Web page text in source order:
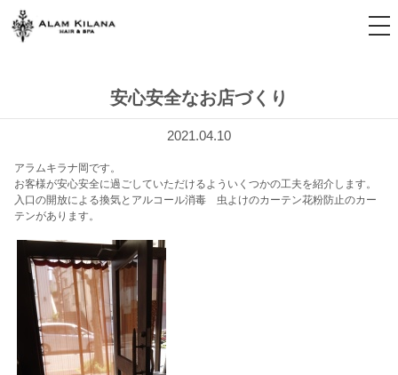
安心安全なお店づくり
2021.04.10
アラムキラナ岡です。
お客様が安心安全に過ごしていただけるよういくつかの工夫を紹介します。
入口の開放による換気とアルコール消毒 虫よけのカーテン花粉防止のカー
テンがあります。